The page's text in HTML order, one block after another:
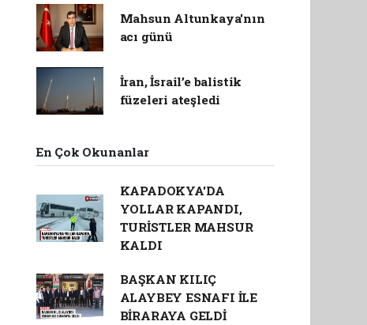
Mahsun Altunkaya'nın
acı günü
İran, İsrail’e balistik
füzeleri ateşledi
En Çok Okunanlar
KAPADOKYA'DA
YOLLAR KAPANDI,
TURİSTLER MAHSUR
KALDI
BAŞKAN KILIÇ
ALAYBEY ESNAFI İLE
BİRARAYA GELDİ